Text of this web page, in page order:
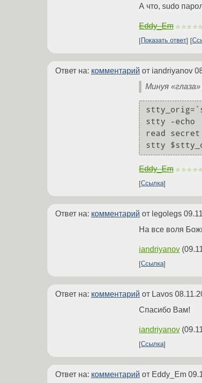
А что, sudo
Eddy_Em ☆☆☆☆☆
Показать ответ
Ответ на: комментарий от iandriyanov
Минуя
stty -echo
read secret
Eddy_Em ☆☆☆☆☆
Ссылка
Ответ на: комментарий от legolegs
На все воля
iandriyanov (
Ссылка
Ответ на: комментарий от Lavos
Спасибо Вам!
iandriyanov (
Ссылка
Ответ на: комментарий от Eddy_Em